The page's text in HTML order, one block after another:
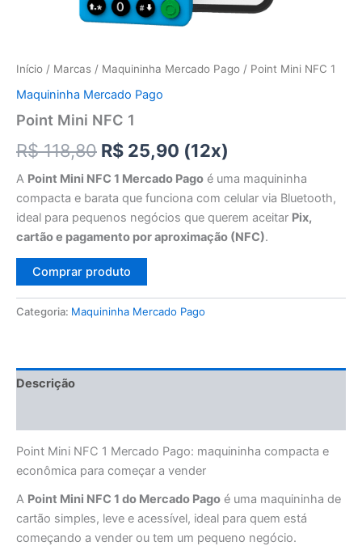
Início / Marcas / Maquininha Mercado Pago / Point Mini NFC 1
Maquininha Mercado Pago
Point Mini NFC 1
R$118,80 O
preço
original
era:
R$ 118,80.
R$ 25,90 O
preço
atual
é:
(12x)
A Point Mini NFC 1 Mercado Pago é uma maquininha
compacta e barata que funciona com celular via Bluetooth,
ideal para pequenos negócios que querem aceitar Pix,
cartão e pagamento por aproximação (NFC).
Comprar produto
Categoria: Maquininha Mercado Pago
Descrição
Point Mini NFC 1 Mercado Pago: maquininha compacta e
econômica para começar a vender
A Point Mini NFC 1 do Mercado Pago é uma maquininha de
cartão simples, leve e acessível, ideal para quem está
começando a vender ou tem um pequeno negócio.